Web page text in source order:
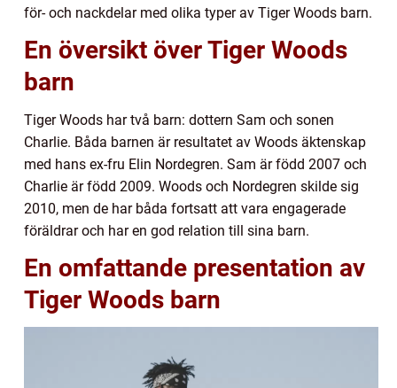
för- och nackdelar med olika typer av Tiger Woods barn.
En översikt över Tiger Woods
barn
Tiger Woods har två barn: dottern Sam och sonen
Charlie. Båda barnen är resultatet av Woods äktenskap
med hans ex-fru Elin Nordegren. Sam är född 2007 och
Charlie är född 2009. Woods och Nordegren skilde sig
2010, men de har båda fortsatt att vara engagerade
föräldrar och har en god relation till sina barn.
En omfattande presentation av
Tiger Woods barn